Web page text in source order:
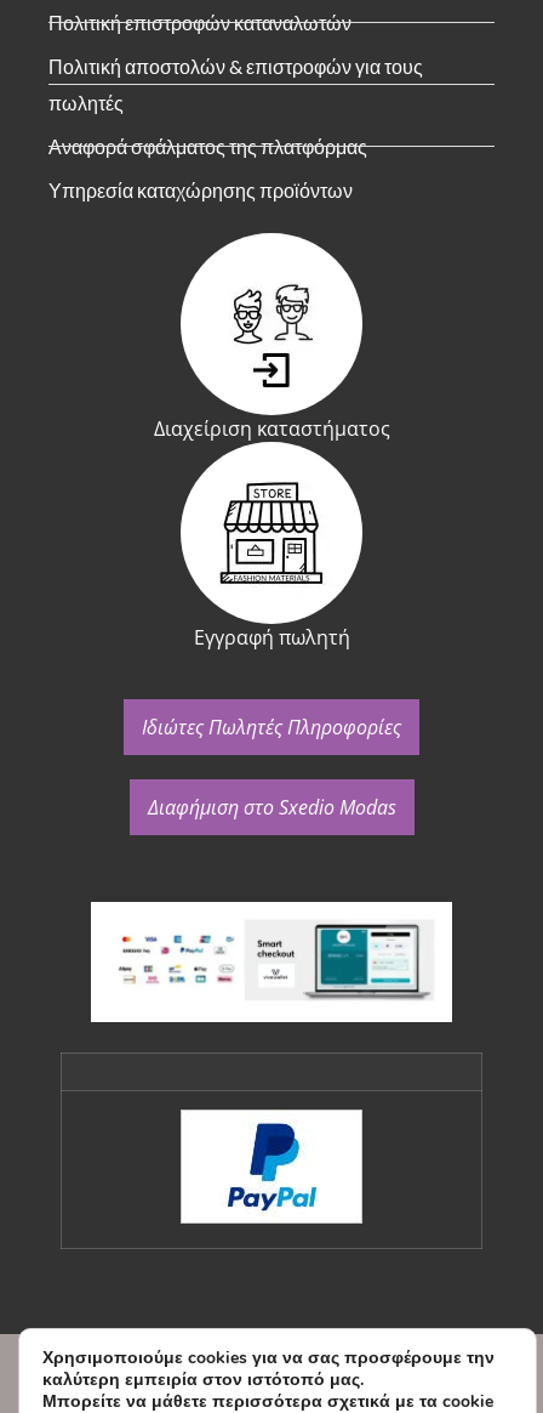
Πολιτική επιστροφών καταναλωτών
Πολιτική αποστολών & επιστροφών για τους
πωλητές
Αναφορά σφάλματος της πλατφόρμας
Υπηρεσία καταχώρησης προϊόντων
Διαχείριση καταστήματος
Εγγραφή πωλητή
Ιδιώτες Πωλητές Πληροφορίες
Διαφήμιση στο Sxedio Modas
© Copyright Sxedio Modas 2026.
Designed and Developed by
Χρησιμοποιούμε cookies για να σας προσφέρουμε την
καλύτερη εμπειρία στον ιστότοπό μας.
Μπορείτε να μάθετε περισσότερα σχετικά με τα cookie